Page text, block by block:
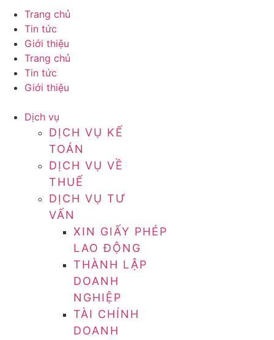
Trang chủ
Tin tức
Giới thiệu
Trang chủ
Tin tức
Giới thiệu
Dịch vụ
DỊCH VỤ KẾ
TOÁN
DỊCH VỤ VỀ
THUẾ
DỊCH VỤ TƯ
VẤN
XIN GIẤY PHÉP
LAO ĐỘNG
THÀNH LẬP
DOANH
NGHIỆP
TÀI CHÍNH
DOANH